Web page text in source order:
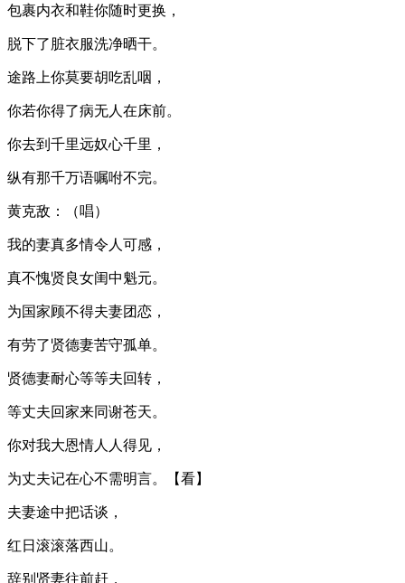
包裹内衣和鞋你随时更换，
脱下了脏衣服洗净晒干。
途路上你莫要胡吃乱咽，
你若你得了病无人在床前。
你去到千里远奴心千里，
纵有那千万语嘱咐不完。
黄克敌：（唱）
我的妻真多情令人可感，
真不愧贤良女闺中魁元。
为国家顾不得夫妻团恋，
有劳了贤德妻苦守孤单。
贤德妻耐心等等夫回转，
等丈夫回家来同谢苍天。
你对我大恩情人人得见，
为丈夫记在心不需明言。【看】
夫妻途中把话谈，
红日滚滚落西山。
辞别贤妻往前赶，